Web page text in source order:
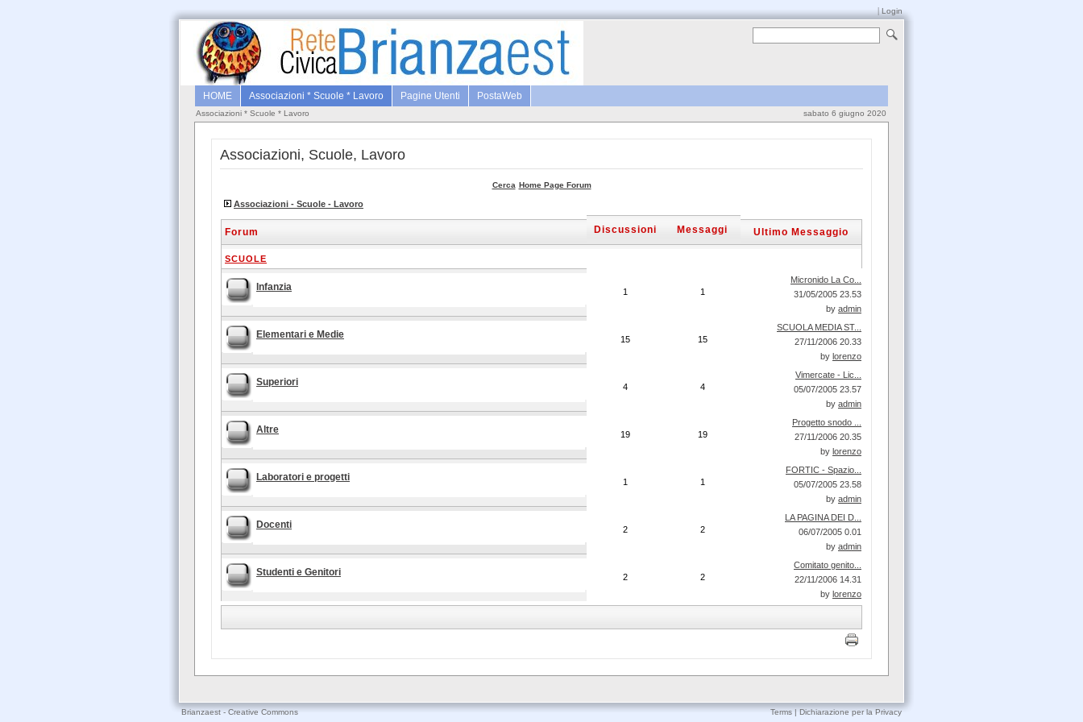
| Login
HOME Associazioni * Scuole * Lavoro Pagine Utenti PostaWeb
sabato 6 giugno 2020
Associazioni * Scuole * Lavoro
Associazioni, Scuole, Lavoro
Cerca Home Page Forum
Associazioni - Scuole - Lavoro
Forum Discussioni Messaggi Ultimo Messaggio
SCUOLE
Infanzia 1 1
Micronido La Co...
31/05/2005 23.53
by admin
Elementari e Medie 15 15
SCUOLA MEDIA ST...
27/11/2006 20.33
by lorenzo
Superiori 4 4
Vimercate - Lic...
05/07/2005 23.57
by admin
Altre 19 19
Progetto snodo ...
27/11/2006 20.35
by lorenzo
Laboratori e progetti 1 1
FORTIC - Spazio...
05/07/2005 23.58
by admin
Docenti 2 2
LA PAGINA DEI D...
06/07/2005 0.01
by admin
Studenti e Genitori 2 2
Comitato genito...
22/11/2006 14.31
by lorenzo
Terms | Dichiarazione per la Privacy
Brianzaest - Creative Commons